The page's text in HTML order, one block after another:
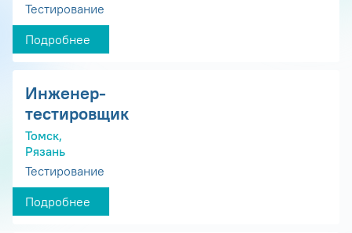
Тестирование
Подробнее
Инженер-
тестировщик
Томск,
Рязань
Тестирование
Подробнее